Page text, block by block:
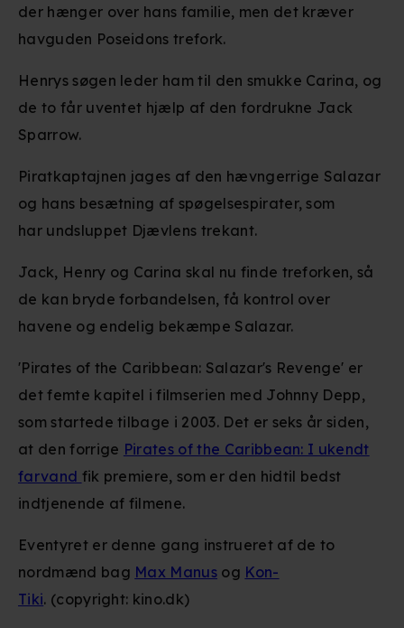
der hænger over hans familie, men det kræver
havguden Poseidons trefork.
Henrys søgen leder ham til den smukke Carina, og
de to får uventet hjælp af den fordrukne Jack
Sparrow.
Piratkaptajnen jages af den hævngerrige Salazar
og hans besætning af spøgelsespirater, som
har undsluppet Djævlens trekant.
Jack, Henry og Carina skal nu finde treforken, så
de kan bryde forbandelsen, få kontrol over
havene og endelig bekæmpe Salazar.
'Pirates of the Caribbean: Salazar's Revenge' er
det femte kapitel i filmserien med Johnny Depp,
som startede tilbage i 2003. Det er seks år siden,
at den forrige Pirates of the Caribbean: I ukendt
farvand fik premiere, som er den hidtil bedst
indtjenende af filmene.
Eventyret er denne gang instrueret af de to
nordmænd bag Max Manus og Kon-
Tiki. (copyright: kino.dk)